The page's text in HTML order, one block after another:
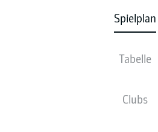
Spielplan
Tabelle
Clubs
AUFSTELLUNGEN